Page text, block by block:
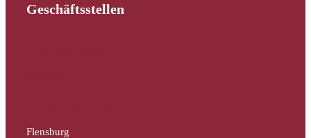
Geschäftsstellen
Flensburg